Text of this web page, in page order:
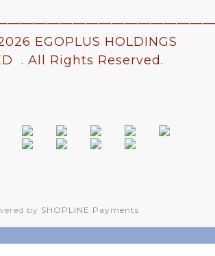
EGOPLUS HOLDINGS
. All Rights Reserved.
by SHOPLINE Payments